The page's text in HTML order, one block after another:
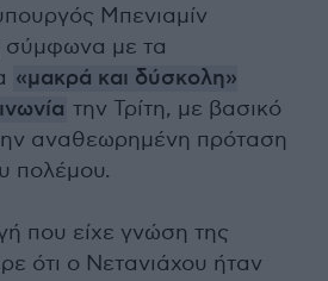
Μπενιαμίν
σύμφωνα με τα
«μακρά και δύσκολη»
την Τρίτη, με βασικό
αναθεωρημένη πρόταση
πολέμου.
που είχε γνώση της
ότι ο Νετανιάχου ήταν